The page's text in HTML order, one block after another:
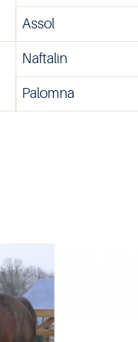
Assol
Naftalin
Palomna